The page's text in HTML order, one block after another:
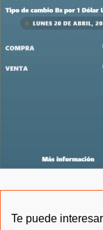
Te puede